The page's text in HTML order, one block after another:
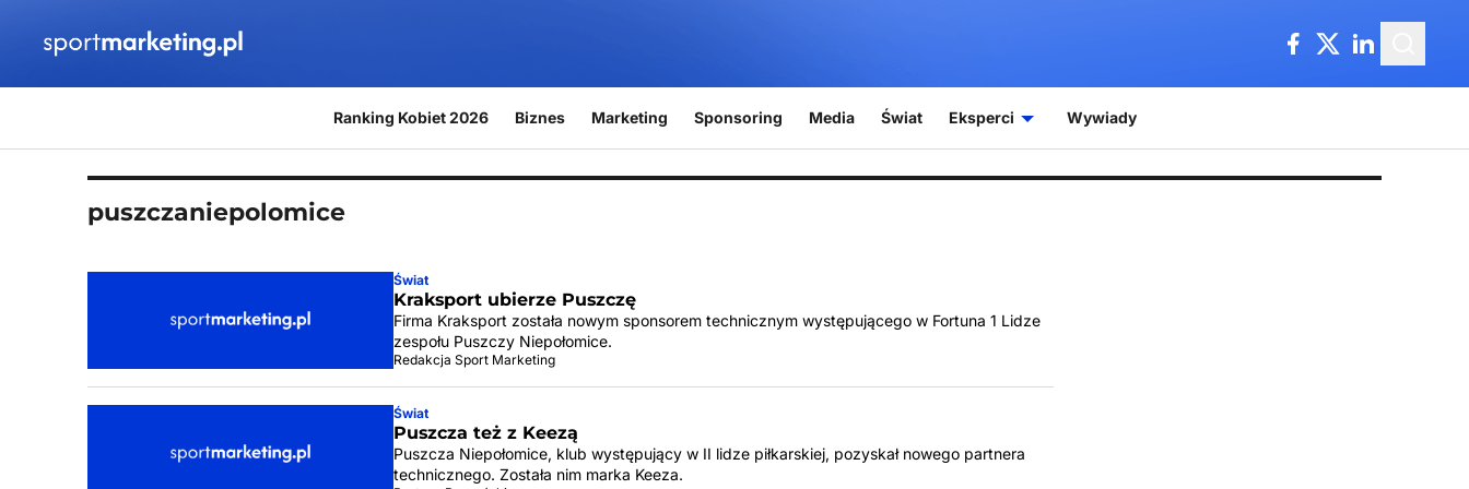
Ranking Kobiet 2026 Biznes Marketing Sponsoring Media Świat Eksperci Wywiady
puszczaniepolomice
Świat
Kraksport ubierze Puszczę
Firma Kraksport została nowym sponsorem technicznym występującego w Fortuna 1 Lidze
zespołu Puszczy Niepołomice.
Redakcja Sport Marketing
Świat
Puszcza też z Keezą
Puszcza Niepołomice, klub występujący w II lidze piłkarskiej, pozyskał nowego partnera
technicznego. Została nim marka Keeza.